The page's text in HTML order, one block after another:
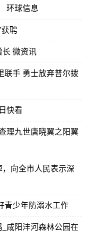
环球信息
获聘
长 微资讯
联手 勇士放弃普尔拨
快看
理九世唐晓翼之阳翼
向全市人民表示深
青少年防溺水工作
咸阳沣河森林公园在